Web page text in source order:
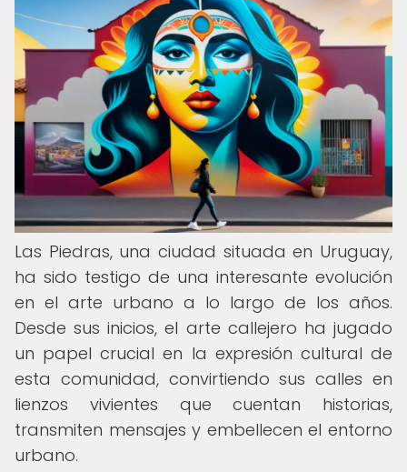
Las Piedras, una ciudad situada en Uruguay,
ha sido testigo de una interesante evolución
en el arte urbano a lo largo de los años.
Desde sus inicios, el arte callejero ha jugado
un papel crucial en la expresión cultural de
esta comunidad, convirtiendo sus calles en
lienzos vivientes que cuentan historias,
transmiten mensajes y embellecen el entorno
urbano.